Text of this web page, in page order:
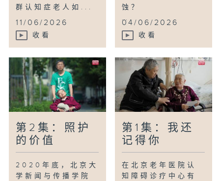
群认知症老人如...
11/06/2026
收看
蚀？
...
04/06/2026
收看
第2集：照护
的价值
2020年底，北京大
学新闻与传播学院
第1集：我还
记得你
在北京老年医院认
知障碍诊疗中心有